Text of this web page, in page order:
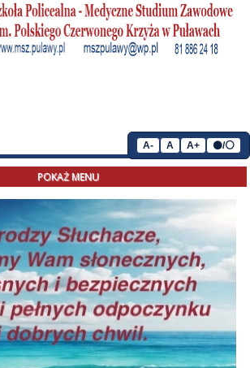
POKAŻ MENU
A- A A+ ⚫/⚪